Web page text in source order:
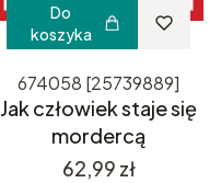
Do
koszyka
674058 [25739889]
Jak człowiek staje się
mordercą
Cena
62,99 zł